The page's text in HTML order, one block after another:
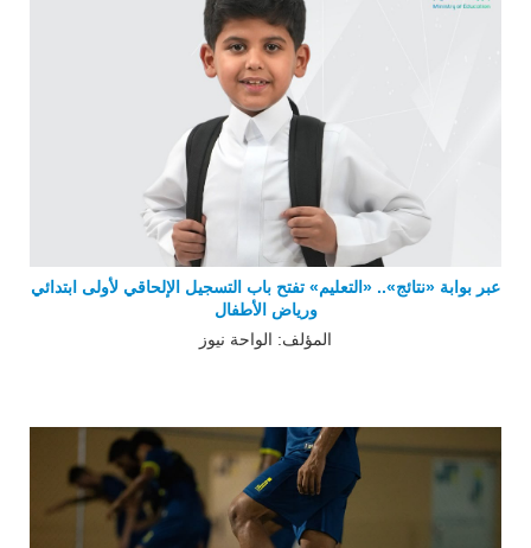
عبر بوابة «نتائج».. «التعليم» تفتح باب التسجيل الإلحاقي لأولى ابتدائي
ورياض الأطفال
المؤلف: الواحة نيوز